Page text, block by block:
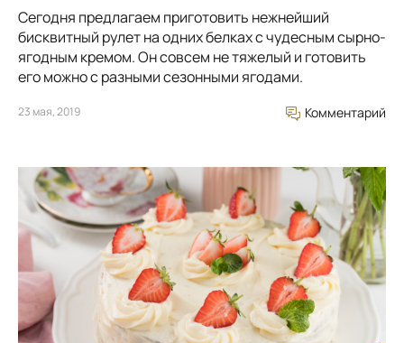
Сегодня предлагаем приготовить нежнейший
бисквитный рулет на одних белках с чудесным сырно-
ягодным кремом. Он совсем не тяжелый и готовить
его можно с разными сезонными ягодами.
23 мая, 2019 Комментарий